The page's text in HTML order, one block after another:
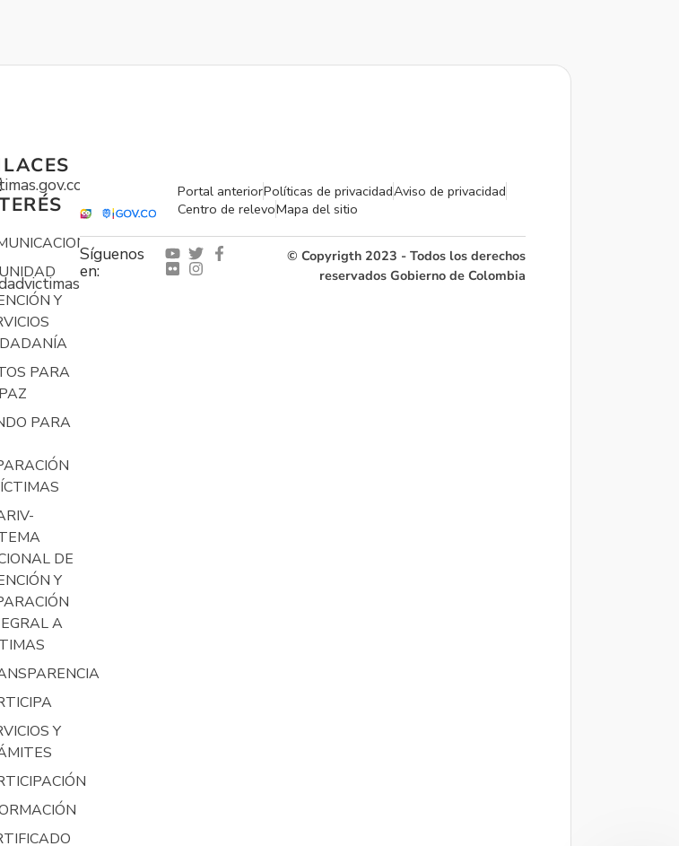
Y
PARA
PARA
DE
Y
A
Y
Portal anteriorPolíticas de privacidadAviso de privacidad
Centro de relevoMapa del sitio
Síguenos
en:
© Copyrigth 2023 - Todos los derechos
reservados Gobierno de Colombia